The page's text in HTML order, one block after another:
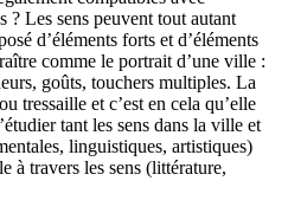
? Les sens peuvent tout autant
d’éléments forts et d’éléments
comme le portrait d’une ville :
goûts, touchers multiples. La
tressaille et c’est en cela qu’elle
tant les sens dans la ville et
linguistiques, artistiques)
à travers les sens (littérature,